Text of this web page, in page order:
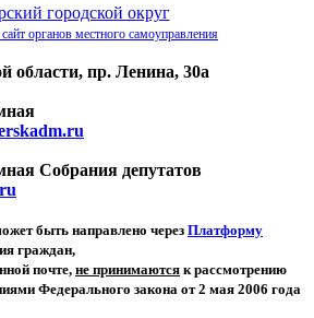
городской округ
органов местного самоуправления
области, пр. Ленина, 30а
Собрания депутатов
быть направлено через Платформу
граждан,
почте, не принимаются к рассмотрению
Федерального закона от 2 мая 2006 года